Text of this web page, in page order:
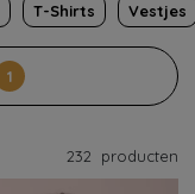
T-Shirts Vestjes
1
232 producten